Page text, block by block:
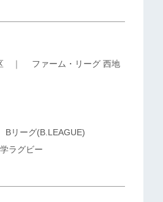
｜ ファーム・リーグ 西地
Bリーグ(B.LEAGUE)
ラグビー